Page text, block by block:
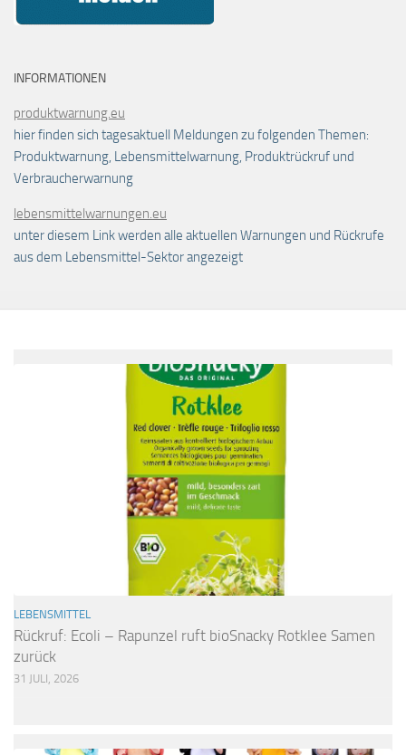
INFORMATIONEN
produktwarnung.eu
hier finden sich tagesaktuell Meldungen zu folgenden Themen:
Produktwarnung, Lebensmittelwarnung, Produktrückruf und
Verbraucherwarnung
lebensmittelwarnungen.eu
unter diesem Link werden alle aktuellen Warnungen und Rückrufe
aus dem Lebensmittel-Sektor angezeigt
LEBENSMITTEL
Rückruf: Ecoli – Rapunzel ruft bioSnacky Rotklee Samen
zurück
31 JULI, 2026